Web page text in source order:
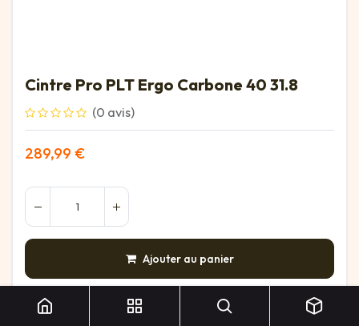
Cintre Pro PLT Ergo Carbone 40 31.8
(0 avis)
289,99 €
Ajouter au panier
AJOUTER À LA LISTE DE SOUHAITS